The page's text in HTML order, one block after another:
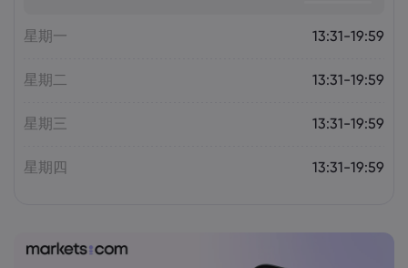
星期一 13:31-19:59
星期二 13:31-19:59
星期三 13:31-19:59
星期四 13:31-19:59